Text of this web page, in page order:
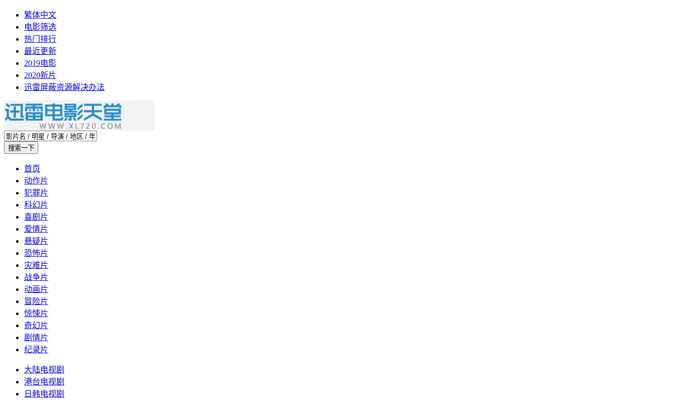
繁体中文
电影筛选
热门排行
最近更新
2019电影
2020新片
迅雷屏蔽资源解决办法
首页
动作片
犯罪片
科幻片
喜剧片
爱情片
悬疑片
恐怖片
灾难片
战争片
动画片
冒险片
惊悚片
奇幻片
剧情片
纪录片
大陆电视剧
港台电视剧
日韩电视剧